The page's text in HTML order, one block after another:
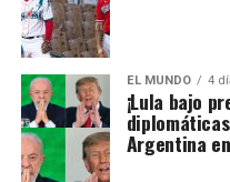
EL MUNDO 4
¡Lula bajo
Argentina